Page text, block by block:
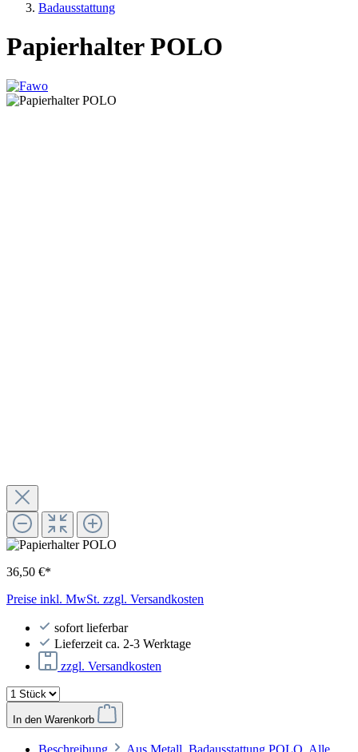
Badausstattung
Papierhalter POLO
36,50 €*
Preise inkl. MwSt. zzgl. Versandkosten
sofort lieferbar
Lieferzeit ca. 2-3 Werktage
zzgl. Versandkosten
In den Warenkorb
Beschreibung Aus Metall. Badausstattung POLO. Alle